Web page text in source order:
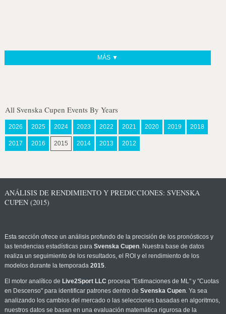
MÁS ▼
All Svenska Cupen Events By Years
2026 2025 2024 2023 2022 2021 2020 2019 2018
2017 2016 2015 2014 2013 2012
ANÁLISIS DE RENDIMIENTO Y PREDICCIONES: SVENSKA
CUPEN (2015)
Esta sección ofrece un análisis profundo de la precisión de los pronósticos y
las tendencias estadísticas para Svenska Cupen. Nuestra base de datos
realiza un seguimiento de los resultados, el ROI y el rendimiento de los
modelos durante la temporada 2015.
El motor analítico de Live2Sport LLC procesa "Estimaciones de ML" y "Cuotas
en Descenso" para identificar patrones dentro de Svenska Cupen. Ya sea
analizando los cambios del mercado o las selecciones basadas en algoritmos,
nuestros datos se basan en una evaluación matemática rigurosa de la